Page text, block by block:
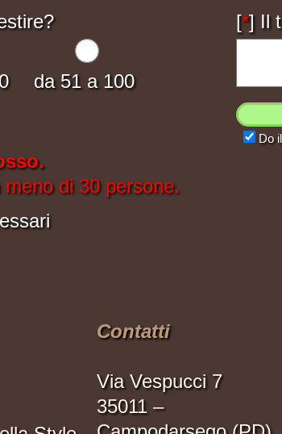
da 51 a 100
di 30 persone.
[*] Il
Do
Contatti
Via Vespucci 7
35011 –